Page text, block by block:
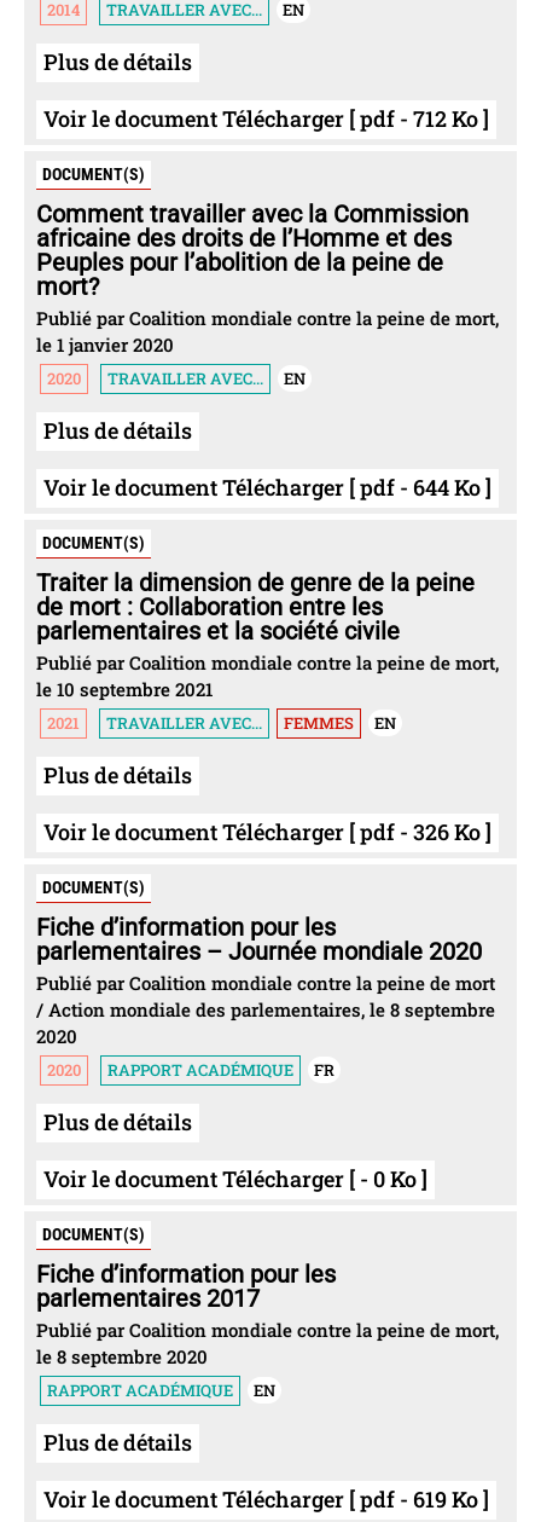
2014 TRAVAILLER AVEC... EN
Plus de détails
Voir le document Télécharger [ pdf - 712 Ko ]
DOCUMENT(S)
Comment travailler avec la Commission
africaine des droits de l’Homme et des
Peuples pour l’abolition de la peine de
mort?
Publié par Coalition mondiale contre la peine de mort,
le 1 janvier 2020
2020 TRAVAILLER AVEC... EN
Plus de détails
Voir le document Télécharger [ pdf - 644 Ko ]
DOCUMENT(S)
Traiter la dimension de genre de la peine
de mort : Collaboration entre les
parlementaires et la société civile
Publié par Coalition mondiale contre la peine de mort,
le 10 septembre 2021
2021 TRAVAILLER AVEC... FEMMES EN
Plus de détails
Voir le document Télécharger [ pdf - 326 Ko ]
DOCUMENT(S)
Fiche d’information pour les
parlementaires – Journée mondiale 2020
Publié par Coalition mondiale contre la peine de mort
/ Action mondiale des parlementaires, le 8 septembre
2020
2020 RAPPORT ACADÉMIQUE FR
Plus de détails
Voir le document Télécharger [ - 0 Ko ]
DOCUMENT(S)
Fiche d’information pour les
parlementaires 2017
Publié par Coalition mondiale contre la peine de mort,
le 8 septembre 2020
RAPPORT ACADÉMIQUE EN
Plus de détails
Voir le document Télécharger [ pdf - 619 Ko ]